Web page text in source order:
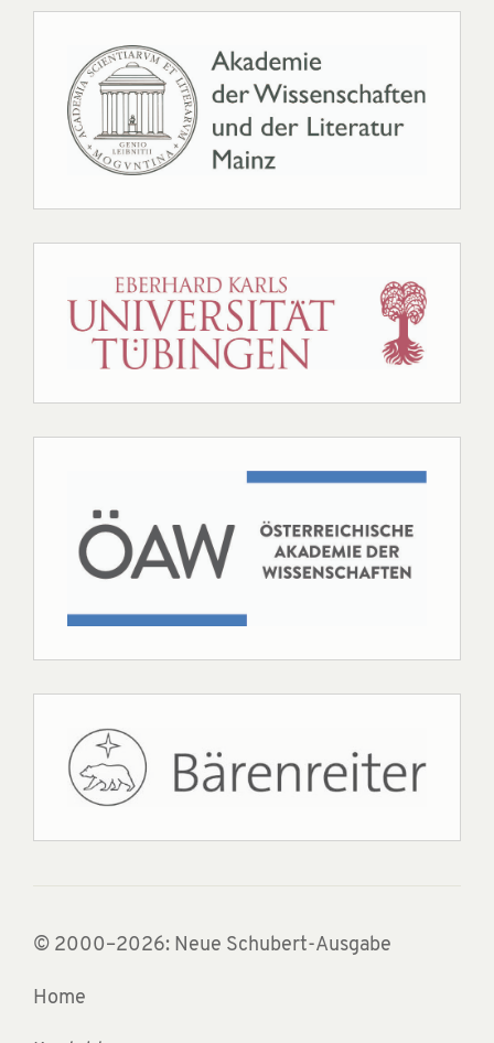
© 2000–2026: Neue Schubert-Ausgabe
Home